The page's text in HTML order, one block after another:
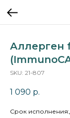
Аллерген
SKU: 21-807
1 090 р.
Cрок